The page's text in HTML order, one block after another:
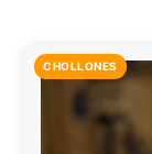
CHOLLONES